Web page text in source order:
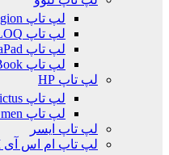
لپ تاپ Legion
لپ تاپ LOQ
لپ تاپ IdeaPad
لپ تاپ ThinkBook
لپ تاپ HP
لپ تاپ Victus
لپ تاپ Omen
لپ تاپ ایسر
لپ تاپ ام اس آی MSI